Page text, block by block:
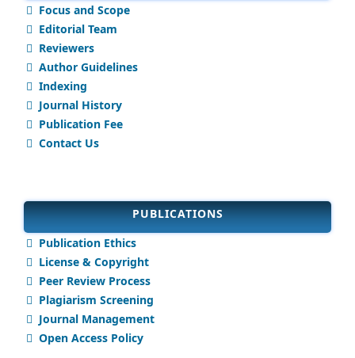
Focus and Scope
Editorial Team
Reviewers
Author Guidelines
Indexing
Journal History
Publication Fee
Contact Us
PUBLICATIONS
Publication Ethics
License & Copyright
Peer Review Process
Plagiarism Screening
Journal Management
Open Access Policy